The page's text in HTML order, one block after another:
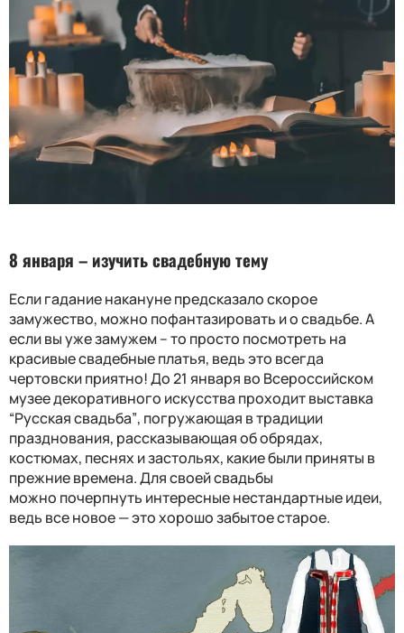
8 января – изучитьсвадебную тему
Если гадание накануне предсказало скорое
замужество, можно пофантазировать и о свадьбе. А
если вы уже замужем – то просто посмотреть на
красивые свадебные платья, ведь это всегда
чертовски приятно!До 21 января во Всероссийском
музее декоративного искусства проходит выставка
“Русская свадьба”, погружающая в традиции
празднования, рассказывающаяоб обрядах,
костюмах, песнях и застольях, какие былиприняты в
прежние времена.Длясвоейсвадьбы
можно почерпнуть интересныенестандартныеидеи,
ведь все новое—этохорошо забытое старое.